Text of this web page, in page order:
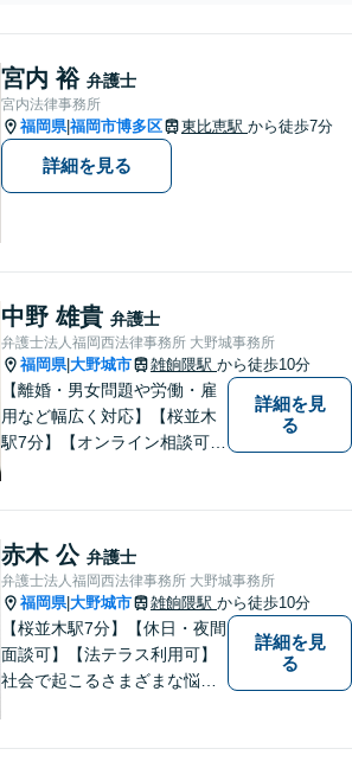
す。
宮内 裕 弁護士
宮内法律事務所
福岡県|福岡市博多区 東比恵駅 から徒歩7分
詳細を見る
中野 雄貴 弁護士
弁護士法人福岡西法律事務所 大野城事務所
福岡県|大野城市 雑餉隈駅 から徒歩10分
【離婚・男女問題や労働・雇
用など幅広く対応】【桜並木
駅7分】【オンライン相談可
上で、最適な解決策を共に考
えます。
詳細を見
る
赤木 公 弁護士
弁護士法人福岡西法律事務所 大野城事務所
福岡県|大野城市 雑餉隈駅 から徒歩10分
【桜並木駅7分】【休日・夜間
面談可】【法テラス利用可】
社会で起こるさまざまな悩み
詳細を見
る